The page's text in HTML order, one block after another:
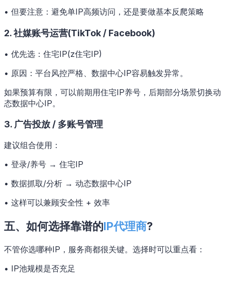
• 但要注意：避免单IP高频访问，还是要做基本反爬策略
2. 社媒账号运营(TikTok / Facebook)
• 优先选：住宅IP(z住宅IP)
• 原因：平台风控严格、数据中心IP容易触发异常。
如果预算有限，可以前期用住宅IP养号，后期部分场景切换动
态数据中心IP。
3. 广告投放 / 多账号管理
建议组合使用：
• 登录/养号 → 住宅IP
• 数据抓取/分析 → 动态数据中心IP
• 这样可以兼顾安全性 + 效率
五、如何选择靠谱的IP代理商?
不管你选哪种IP，服务商都很关键。选择时可以重点看：
• IP池规模是否充足